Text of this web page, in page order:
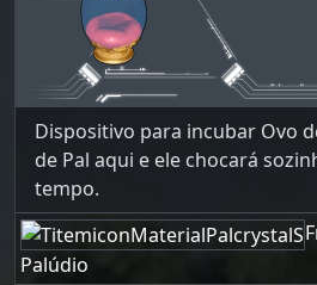
Dispositivo para incubar Ovo
de Pal aqui e ele chocará
tempo.
Palúdio